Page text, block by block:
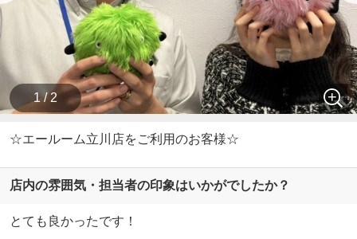
1 / 2
☆エールーム立川店をご利用のお客様☆
店内の雰囲気・担当者の印象はいかがでしたか？
とても良かったです！